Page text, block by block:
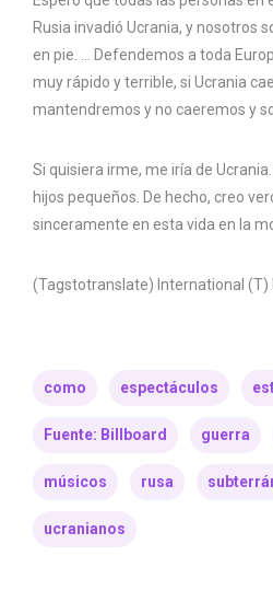
Rusia invadió Ucrania, y nosotros
en pie. … Defendemos a toda
muy rápido y terrible, si Ucrania
mantendremos y no caeremos y
Si quisiera irme, me iría de
hijos pequeños. De hecho, creo
sinceramente en esta vida en la
(Tagstotranslate) International (T)
como espectáculos
Fuente: Billboard guerra
músicos rusa
ucranianos